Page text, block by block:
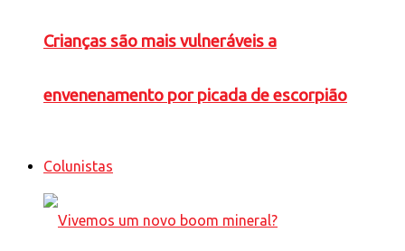
Crianças são mais vulneráveis a
envenenamento por picada de escorpião
Colunistas